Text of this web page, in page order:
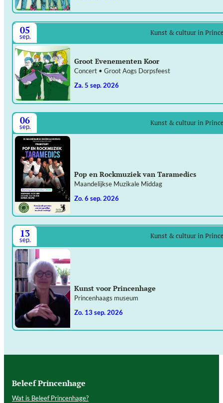
05
sep. Kunst & cultuur in
Groot Evenementen Koor
Concert • Groot Aogs Dorpsfeest
za. 5 sep. 2026
06
sep. Kunst & cultuur in
Pop en Rockmuziek van Taramedics
Maandelijkse Muzikale Middag
zo. 6 sep. 2026
13
sep. Kunst & cultuur in
Kunst voor Princenhage
Princenhaags museum
zo. 13 sep. 2026
Beleef Princenhage
Wat is Beleef Princenhage?